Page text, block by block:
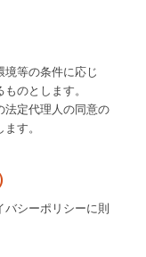
境等の条件に応じ
のとします。
法定代理人の同意の
す。
シーポリシーに則